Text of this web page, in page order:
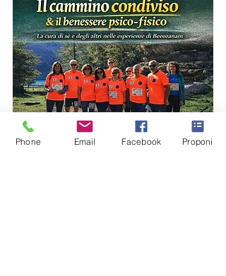
Phone Email Facebook Proponi